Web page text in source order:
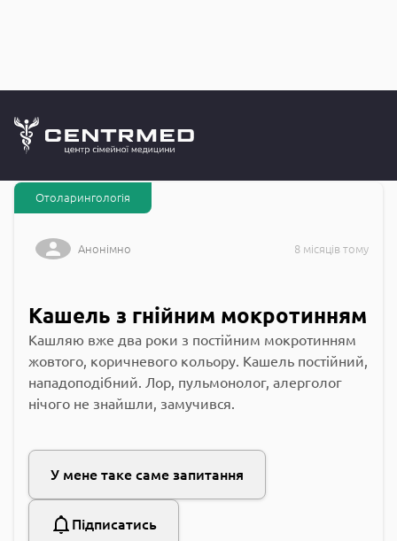
CENTRMED: Задай питання лікарю онлайн
Отоларингологія
Анонімно 8 місяців тому
Кашель з гнійним мокротинням
Кашляю вже два роки з постійним мокротинням
жовтого, коричневого кольору. Кашель постійний,
нападоподібний. Лор, пульмонолог, алерголог
нічого не знайшли, замучився.
У мене таке саме запитання
Підписатись